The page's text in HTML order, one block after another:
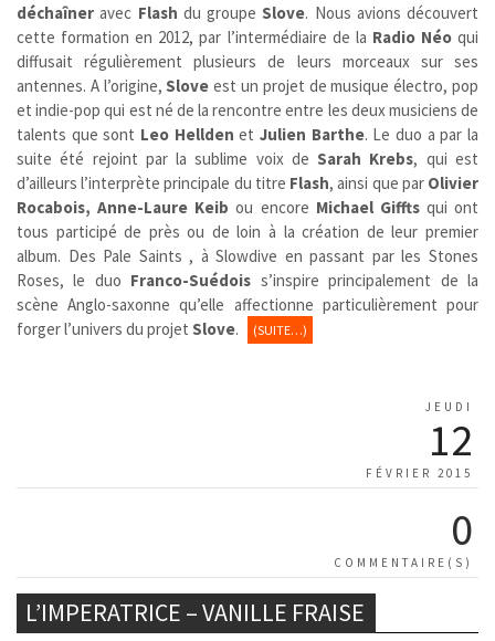
déchaîner avec Flash du groupe Slove. Nous avions découvert
cette formation en 2012, par l’intermédiaire de la Radio Néoqui
diffusait régulièrement plusieurs de leurs morceaux sur ses
antennes. A l’origine,Sloveest un projet de musique électro, pop
et indie-pop qui est né de la rencontre entre les deux musiciens de
talents que sont Leo Hellden etJulien Barthe. Le duo a par la
suite été rejoint par la sublime voix deSarah Krebs, qui est
d’ailleurs l’interprète principale du titre Flash, ainsi que parOlivier
Rocabois, Anne-Laure Keibou encore Michael Giffts qui ont
tous participé de près ou de loin à la création de leur premier
album. Des Pale Saints , à Slowdive en passant par les Stones
Roses, le duo Franco-Suédois s’inspire principalement de la
scène Anglo-saxonne qu’elle affectionne particulièrement pour
forger l’univers du projet Slove. (SUITE…)
JEUDI
12
FÉVRIER 2015
0
COMMENTAIRE(S)
L’IMPERATRICE – VANILLE FRAISE